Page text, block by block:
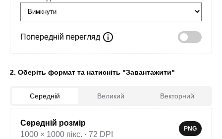
0
Попередній перегляд
2. Оберіть формат та натисніть "Завантажити"
Середній Великий Векторний
Середній розмір
1000 × 1000 пікс. · 72 DPI
PNG